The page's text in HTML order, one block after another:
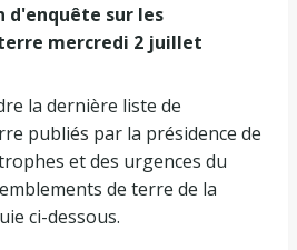
d'enquête sur les
mercredi 2 juillet
la dernière liste de
publiés par la présidence de
et des urgences du
de terre de la
ci-dessous.